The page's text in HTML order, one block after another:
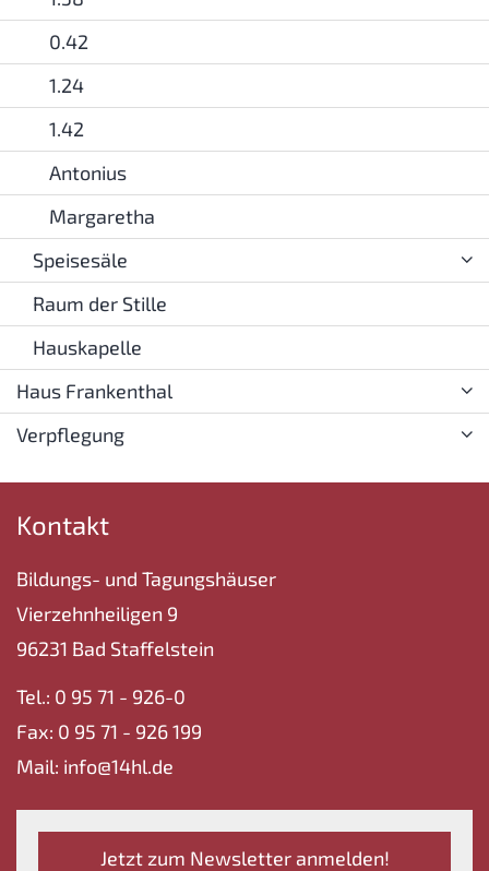
0.42
1.24
1.42
Antonius
Margaretha
Speisesäle
Raum der Stille
Hauskapelle
Haus Frankenthal
Verpflegung
Kontakt
Bildungs- und Tagungshäuser
Vierzehnheiligen 9
96231 Bad Staffelstein
Tel.: 0 95 71 - 926-0
Fax: 0 95 71 - 926 199
Mail: info@14hl.de
Jetzt zum Newsletter anmelden!